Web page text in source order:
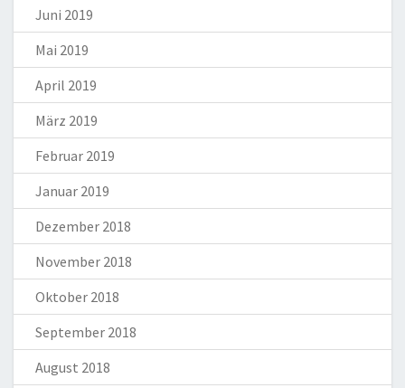
Juni 2019
Mai 2019
April 2019
März 2019
Februar 2019
Januar 2019
Dezember 2018
November 2018
Oktober 2018
September 2018
August 2018